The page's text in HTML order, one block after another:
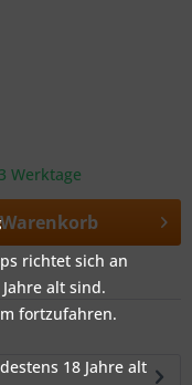
Werktage
Warenkorb
richtet sich an
alt sind.
fortzufahren.
18 Jahre alt